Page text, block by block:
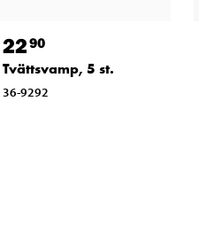
2290
Tvättsvamp, 5 st.
36-9292